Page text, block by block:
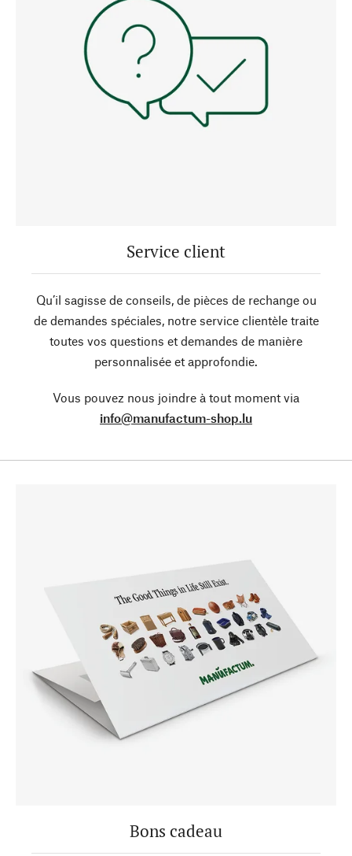
Service client
Qu’il sagisse de conseils, de pièces de rechange ou
de demandes spéciales, notre service clientèle traite
toutes vos questions et demandes de manière
personnalisée et approfondie.
Vous pouvez nous joindre à tout moment via
info@manufactum-shop.lu
Bons cadeau